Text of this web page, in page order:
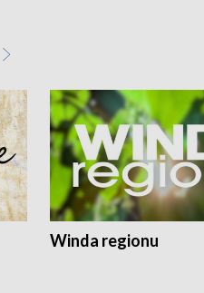
Winda regionu